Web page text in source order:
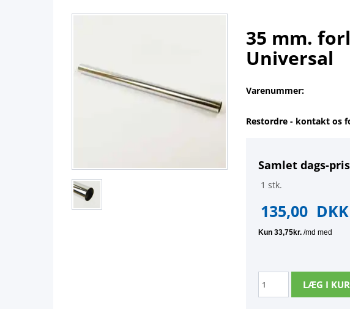
35 mm.
Universal
Varenummer:
Restordre - kontakt os
Samlet dags-
1 stk.
135,00 DKK